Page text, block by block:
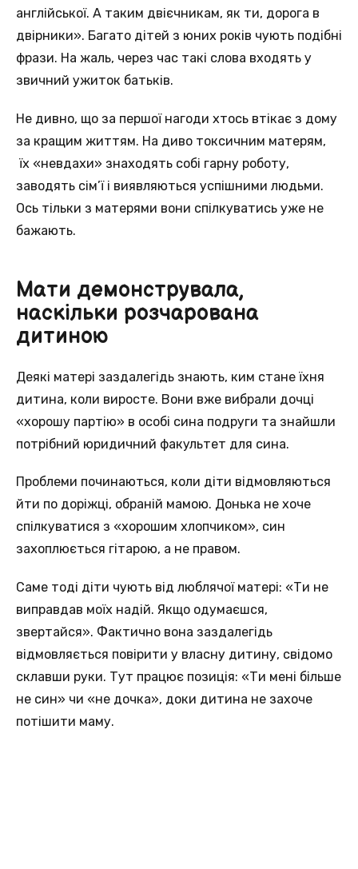
англійської. А таким двієчникам, як ти, дорога в
двірники». Багато дітей з юних років чують подібні
фрази. На жаль, через час такі слова входять у
звичний ужиток батьків.
Не дивно, що за першої нагоди хтось втікає з дому
за кращим життям. На диво токсичним матерям,
їх «невдахи» знаходять собі гарну роботу,
заводять сім’ї і виявляються успішними людьми.
Ось тільки з матерями вони спілкуватись уже не
бажають.
Мати демонструвала,
наскільки розчарована
дитиною
Деякі матері заздалегідь знають, ким стане їхня
дитина, коли виросте. Вони вже вибрали дочці
«хорошу партію» в особі сина подруги та знайшли
потрібний юридичний факультет для сина.
Проблеми починаються, коли діти відмовляються
йти по доріжці, обраній мамою. Донька не хоче
спілкуватися з «хорошим хлопчиком», син
захоплюється гітарою, а не правом.
Саме тоді діти чують від люблячої матері: «Ти не
виправдав моїх надій. Якщо одумаєшся,
звертайся». Фактично вона заздалегідь
відмовляється повірити у власну дитину, свідомо
склавши руки. Тут працює позиція: «Ти мені більше
не син» чи «не дочка», доки дитина не захоче
потішити маму.